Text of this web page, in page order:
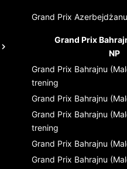
Grand Prix Azerbejdżanu
Grand Prix
NP
Grand Prix Bahrajnu
trening
Grand Prix Bahrajnu
Grand Prix Bahrajnu
trening
Grand Prix Bahrajnu
Grand Prix Bahrajnu